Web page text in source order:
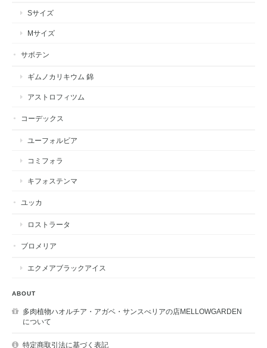
Sサイズ
Mサイズ
サボテン
ギムノカリキウム 錦
アストロフィツム
コーデックス
ユーフォルビア
コミフォラ
キフォステンマ
ユッカ
ロストラータ
ブロメリア
エクメアブラックアイス
ABOUT
多肉植物ハオルチア・アガベ・サンスべリアの店MELLOWGARDEN
について
特定商取引法に基づく表記